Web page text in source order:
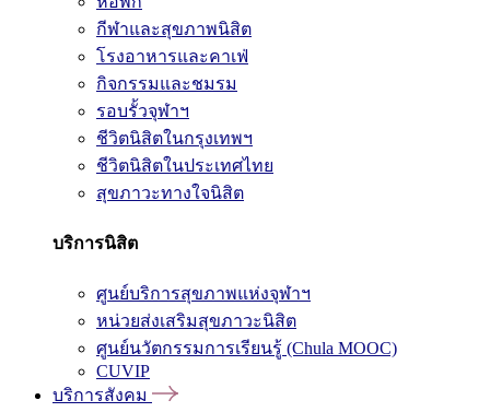
กีฬาและสุขภาพนิสิต
โรงอาหารและคาเฟ่
กิจกรรมและชมรม
รอบรั้วจุฬาฯ
ชีวิตนิสิตในกรุงเทพฯ
ชีวิตนิสิตในประเทศไทย
สุขภาวะทางใจนิสิต
บริการนิสิต
ศูนย์บริการสุขภาพแห่งจุฬาฯ
หน่วยส่งเสริมสุขภาวะนิสิต
ศูนย์นวัตกรรมการเรียนรู้ (Chula MOOC)
CUVIP
บริการสังคม